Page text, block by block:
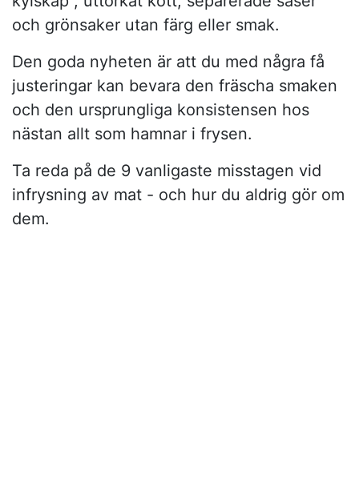
och grönsaker utan färg eller smak.
Den goda nyheten är att du med några få
justeringar kan bevara den fräscha smaken
och den ursprungliga konsistensen hos
nästan allt som hamnar i frysen.
Ta reda på de 9 vanligaste misstagen vid
infrysning av mat - och hur du aldrig gör om
dem.